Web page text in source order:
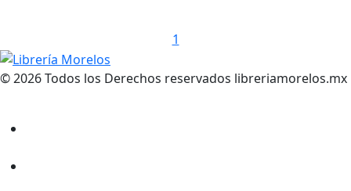
1
© 2026 Todos los Derechos reservados libreriamorelos.mx